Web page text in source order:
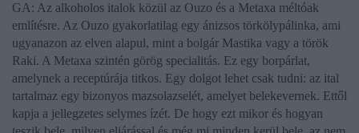
GA: Az alkoholos italok közül az Ouzo és a Metaxa méltóak
említésre. Az Ouzo gyakorlatilag egy ánizsos törkölypálinka, ami
ugyanazon az elven alapul, mint a bolgár Mastika vagy a török
Raki. A Metaxa szintén görög specialitás. Ez egy borpárlat,
amelynek a receptúrája titkos. Egy dolgot lehet csak tudni: az ital
tartalmaz egy bizonyos mazsolazselét, amelyet belekevernek. Ettől
kapja a jellegzetes selymes ízét. De hogy ezt mikor és hogyan